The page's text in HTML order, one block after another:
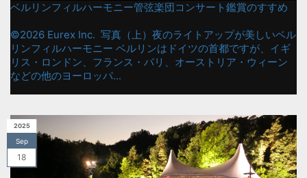
ベルリンフィルハーモニー管弦楽団コンサート鑑賞のすすめ
©2026 Eurex Inc. 写真（上）夜のライトアップが美しいベル
リンフィルハーモニー ベルリンはドイツの首都ですが、イギ
リス・ロンドン、フランス・パリ、オーストリア・ウィーン
などの他のヨーロッパ...
2025
Sep
18